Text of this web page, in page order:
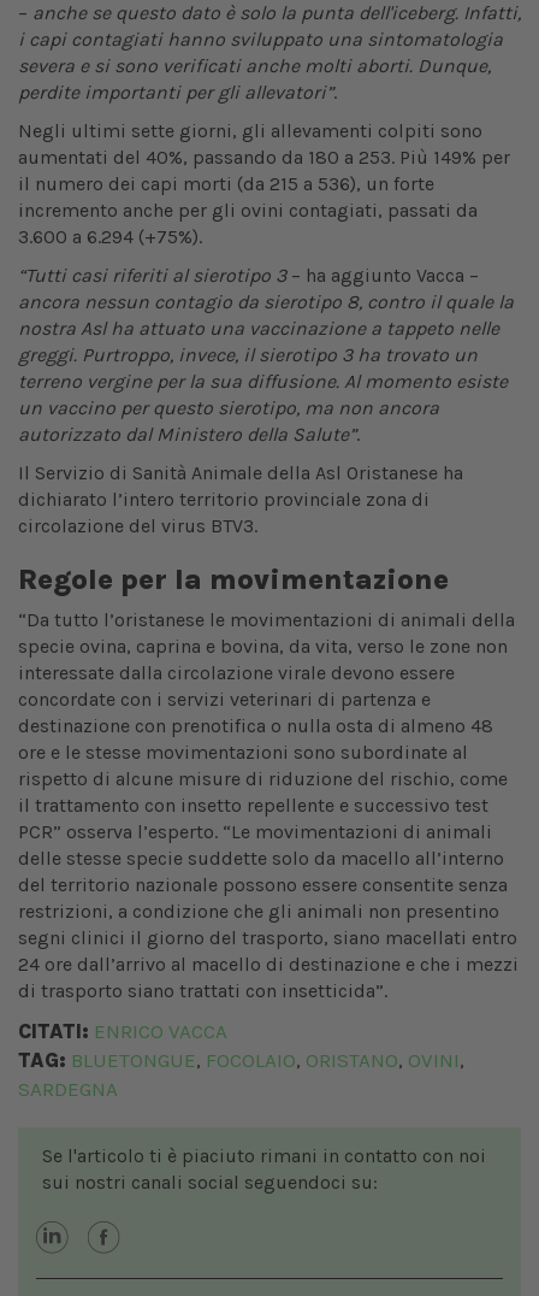
– anche se questo dato è solo la punta dell'iceberg. Infatti,
i capi contagiati hanno sviluppato una sintomatologia
severa e si sono verificati anche molti aborti. Dunque,
perdite importanti per gli allevatori”.
Negli ultimi sette giorni, gli allevamenti colpiti sono
aumentati del 40%, passando da 180 a 253. Più 149% per
il numero dei capi morti (da 215 a 536), un forte
incremento anche per gli ovini contagiati, passati da
3.600 a 6.294 (+75%).
“Tutti casi riferiti al sierotipo 3 – ha aggiunto Vacca –
ancora nessun contagio da sierotipo 8, contro il quale la
nostra Asl ha attuato una vaccinazione a tappeto nelle
greggi. Purtroppo, invece, il sierotipo 3 ha trovato un
terreno vergine per la sua diffusione. Al momento esiste
un vaccino per questo sierotipo, ma non ancora
autorizzato dal Ministero della Salute”.
Il Servizio di Sanità Animale della Asl Oristanese ha
dichiarato l’intero territorio provinciale zona di
circolazione del virus BTV3.
Regole per la movimentazione
“Da tutto l’oristanese le movimentazioni di animali della
specie ovina, caprina e bovina, da vita, verso le zone non
interessate dalla circolazione virale devono essere
concordate con i servizi veterinari di partenza e
destinazione con prenotifica o nulla osta di almeno 48
ore e le stesse movimentazioni sono subordinate al
rispetto di alcune misure di riduzione del rischio, come
il trattamento con insetto repellente e successivo test
PCR” osserva l’esperto. “Le movimentazioni di animali
delle stesse specie suddette solo da macello all’interno
del territorio nazionale possono essere consentite senza
restrizioni, a condizione che gli animali non presentino
segni clinici il giorno del trasporto, siano macellati entro
24 ore dall’arrivo al macello di destinazione e che i mezzi
di trasporto siano trattati con insetticida”.
CITATI: ENRICO VACCA
TAG: BLUETONGUE, FOCOLAIO, ORISTANO, OVINI,
SARDEGNA
Se l'articolo ti è piaciuto rimani in contatto con noi
sui nostri canali social seguendoci su: